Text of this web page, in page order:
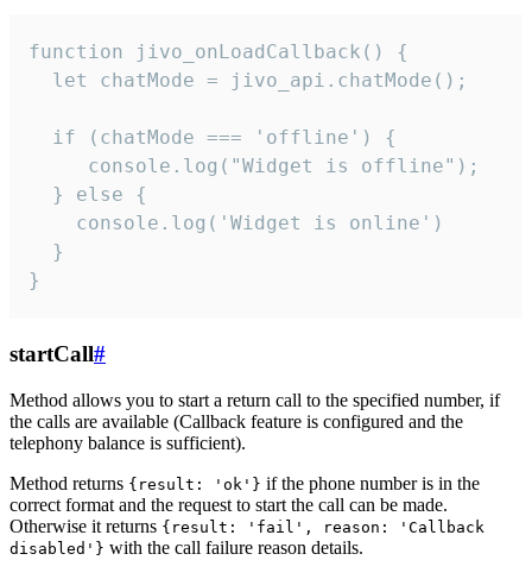
function jivo_onLoadCallback() {
  let chatMode = jivo_api.chatMode();
  if (chatMode === 'offline') {
     console.log("Widget is offline");
  } else {
    console.log('Widget is online')
  }
}
startCall#
Method allows you to start a return call to the specified number, if
the calls are available (Callback feature is configured and the
telephony balance is sufficient).
Method returns {result: 'ok'} if the phone number is in the
correct format and the request to start the call can be made.
Otherwise it returns {result: 'fail', reason: 'Callback
disabled'} with the call failure reason details.